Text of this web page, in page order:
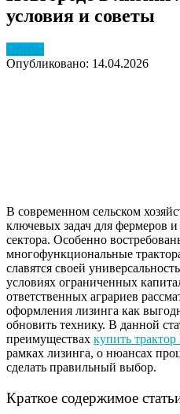
условия и советы
Статьи
Опубликовано: 14.04.2026
В современном сельском
ключевых задач для фермеров
сектора. Особенно
многофункциональные
славятся своей
условиях ограниченных
ответственных аграриев
оформления лизинга как
обновить технику. В данной
преимуществах купить
рамках лизинга, о нюансах
сделать правильный выбор.
Краткое содержимое